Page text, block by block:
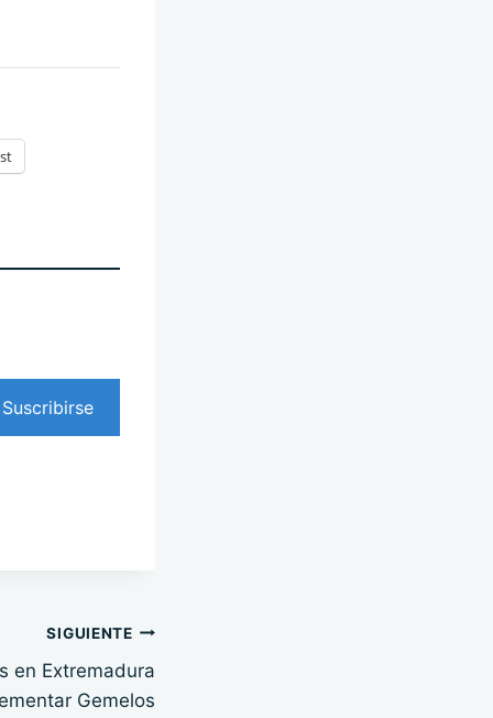
Suscribirse
SIGUIENTE
en Extremadura
Gemelos